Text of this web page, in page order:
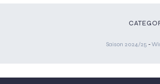
Saison 2024/25 -